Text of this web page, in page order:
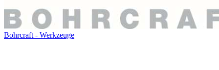
Bohrcraft - Werkzeuge